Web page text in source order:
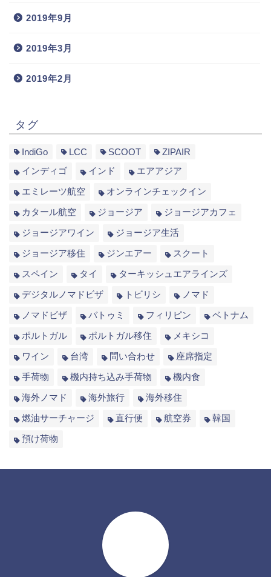
2019年9月
2019年3月
2019年2月
タグ
IndiGo LCC SCOOT
ZIPAIR
インディゴ
インド
エアアジア
エミレーツ航空
オンラインチェックイン
カタール航空
ジョージア
ジョージアカフェ
ジョージアワイン
ジョージア生活
ジョージア移住
ジンエアー
スクート
スペイン
タイ
ターキッシュエアラインズ
デジタルノマドビザ
トビリシ
ノマド
ノマドビザ
バトゥミ フィリピン
ベトナム
ポルトガル
ポルトガル移住
メキシコ
ワイン
台湾 問い合わせ
座席指定
手荷物
機内持ち込み手荷物
機内食
海外ノマド
海外旅行
海外移住
燃油サーチャージ
直行便 航空券
韓国
預け荷物